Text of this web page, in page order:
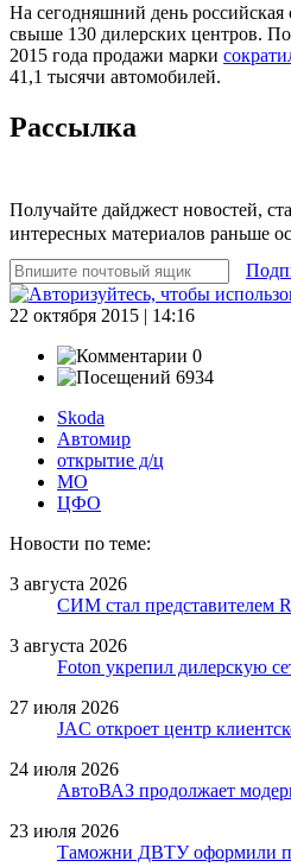
На сегодняшний день российская
свыше 130 дилерских центров. По
2015 года продажи марки
41,1 тысячи автомобилей.
Рассылка
Получайте дайджест новостей,
интересных материалов раньше
22 октября 2015 | 14:16
0
6934
Skoda
Автомир
открытие д/ц
МО
ЦФО
Новости по теме:
3 августа 2026
СИМ стал представителем
3 августа 2026
Foton укрепил дилерскую
27 июля 2026
JAC откроет центр
24 июля 2026
АвтоВАЗ продолжает
23 июля 2026
Таможни ДВТУ оформили